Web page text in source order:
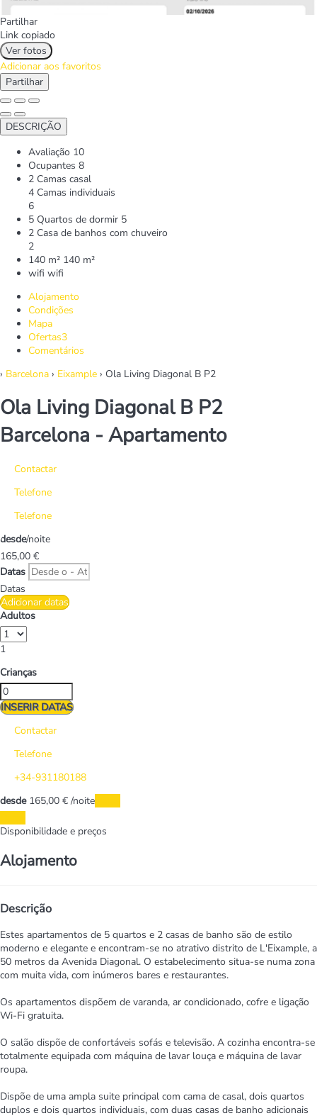
Partilhar
Link copiado
Ver fotos
Adicionar aos favoritos
Partilhar
DESCRIÇÃO
Avaliação 10
Ocupantes 8
2 Camas casal
4 Camas individuais
6
5 Quartos de dormir 5
2 Casa de banhos com chuveiro
2
140 m² 140 m²
wifi wifi
Alojamento
Condições
Mapa
Ofertas3
Comentários
› Barcelona › Eixample › Ola Living Diagonal B P2
Ola Living Diagonal B P2
Barcelona - Apartamento
Contactar
Telefone
Telefone
desde/noite
165,00 €
Datas
Datas
Adicionar datas
Adultos
1
Crianças
INSERIR DATAS
Contactar
Telefone
+34-931180188
desde165,00 € /noite
Disponibilidade e preços
Alojamento
Descrição
Estes apartamentos de 5 quartos e 2 casas de banho são de estilo
moderno e elegante e encontram-se no atrativo distrito de L'Eixample, a
50 metros da Avenida Diagonal. O estabelecimento situa-se numa zona
com muita vida, com inúmeros bares e restaurantes.
Os apartamentos dispõem de varanda, ar condicionado, cofre e ligação
Wi-Fi gratuita.
O salão dispõe de confortáveis sofás e televisão. A cozinha encontra-se
totalmente equipada com máquina de lavar louça e máquina de lavar
roupa.
Dispõe de uma ampla suite principal com cama de casal, dois quartos
duplos e dois quartos individuais, com duas casas de banho adicionais